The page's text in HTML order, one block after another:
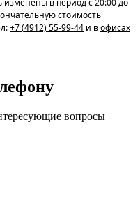
в период с 20:00 до
стоимость
+7 (4912) 55-99-44 и вофисах
вопросы